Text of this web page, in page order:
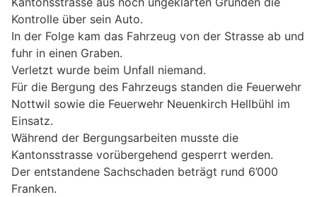
Kontrolle über sein Auto.
In der Folge kam das Fahrzeug von der Strasse ab und
fuhr in einen Graben.
Verletzt wurde beim Unfall niemand.
Für die Bergung des Fahrzeugs standen die Feuerwehr
Nottwil sowie die Feuerwehr Neuenkirch Hellbühl im
Einsatz.
Während der Bergungsarbeiten musste die
Kantonsstrasse vorübergehend gesperrt werden.
Der entstandene Sachschaden beträgt rund 6’000
Franken.